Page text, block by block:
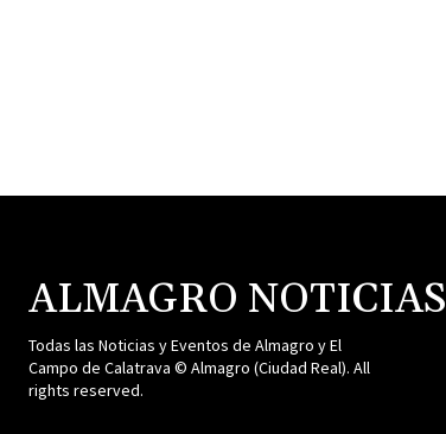
ALMAGRO NOTICIAS
Todas las Noticias y Eventos de Almagro y El
Campo de Calatrava © Almagro (Ciudad Real). All
rights reserved.